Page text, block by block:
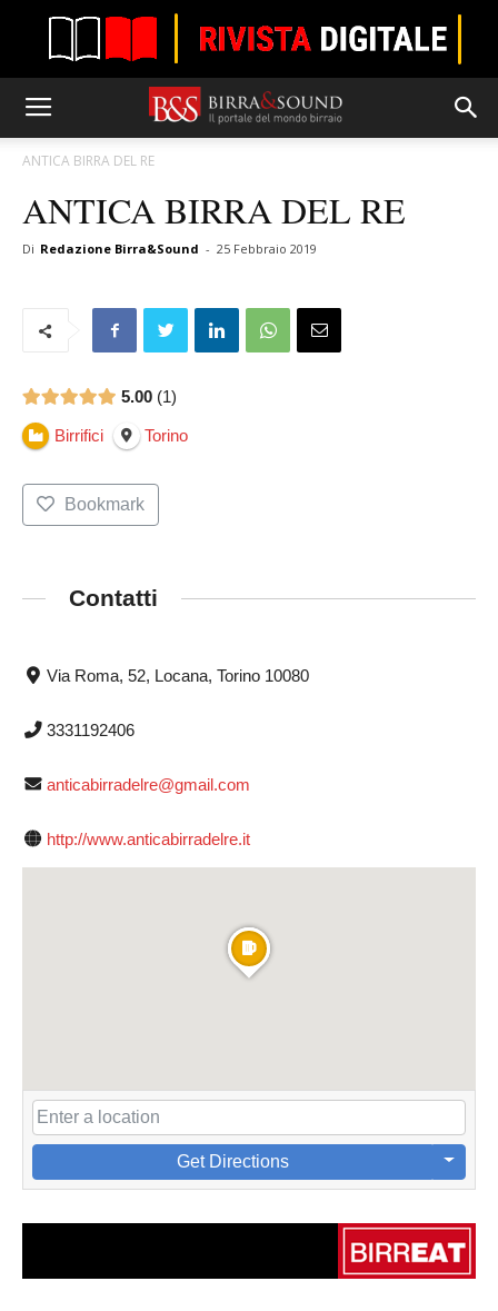
ANTICA BIRRA DEL RE
ANTICA BIRRA DEL RE
Di Redazione Birra&Sound - 25 Febbraio 2019
5.00 1
Birrifici Torino
Bookmark
Contatti
Via Roma, 52, Locana, Torino 10080
3331192406
anticabirradelre@gmail.com
http://www.anticabirradelre.it
Get Directions